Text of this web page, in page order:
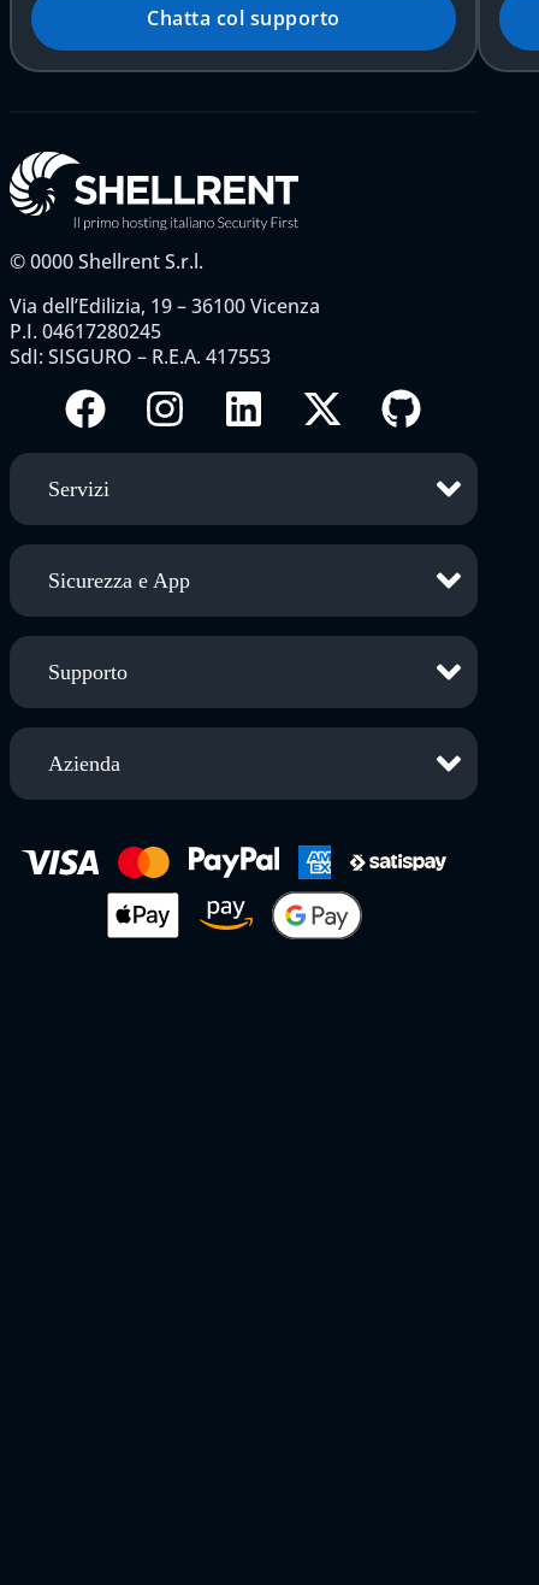
Chatta col supporto
©0000Shellrent S.r.l.
Via dell’Edilizia, 19 – 36100 Vicenza
P.I. 04617280245
SdI: SISGURO – R.E.A. 417553
Servizi
Sicurezza e App
Supporto
Azienda